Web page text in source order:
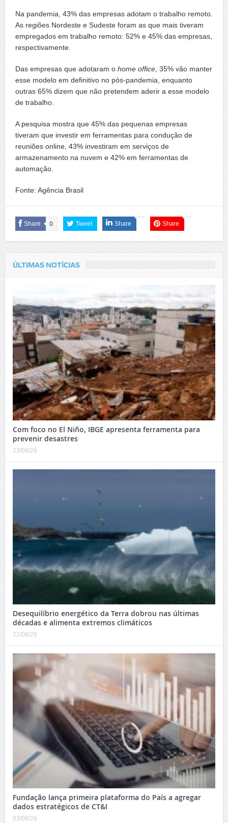
Na pandemia, 43% das empresas adotam o trabalho remoto.
As regiões Nordeste e Sudeste foram as que mais tiveram
empregados em trabalho remoto: 52% e 45% das empresas,
respectivamente.
Das empresas que adotaram o home office, 35% vão manter
esse modelo em definitivo no pós-pandemia, enquanto
outras 65% dizem que não pretendem aderir a esse modelo
de trabalho.
A pesquisa mostra que 45% das pequenas empresas
tiveram que investir em ferramentas para condução de
reuniões online, 43% investiram em serviços de
armazenamento na nuvem e 42% em ferramentas de
automação.
Fonte: Agência Brasil
Share 0 Tweet Share Share
ÚLTIMAS NOTÍCIAS
Com foco no El Niño, IBGE apresenta ferramenta para
prevenir desastres
23/06/26
Desequilíbrio energético da Terra dobrou nas últimas
décadas e alimenta extremos climáticos
22/06/26
Fundação lança primeira plataforma do País a agregar
dados estratégicos de CT&I
03/06/26